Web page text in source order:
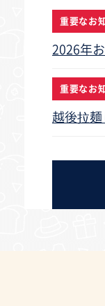
重要なお
2026年
重要なお
越後拉